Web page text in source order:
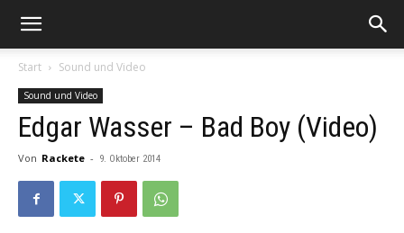
Start Sound und Video
Sound und Video
Edgar Wasser – Bad Boy (Video)
Von Rackete - 9. Oktober 2014